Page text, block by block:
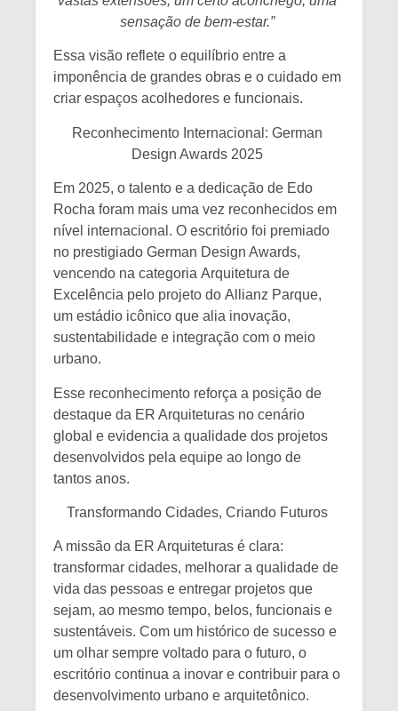
sensação de bem-estar.”
Essa visão reflete o equilíbrio entre a
imponência de grandes obras e o cuidado em
criar espaços acolhedores e funcionais.
Reconhecimento Internacional: German
Design Awards 2025
Em 2025, o talento e a dedicação de Edo
Rocha foram mais uma vez reconhecidos em
nível internacional. O escritório foi premiado
no prestigiado German Design Awards,
vencendo na categoria Arquitetura de
Excelência pelo projeto do Allianz Parque,
um estádio icônico que alia inovação,
sustentabilidade e integração com o meio
urbano.
Esse reconhecimento reforça a posição de
destaque da ER Arquiteturas no cenário
global e evidencia a qualidade dos projetos
desenvolvidos pela equipe ao longo de
tantos anos.
Transformando Cidades, Criando Futuros
A missão da ER Arquiteturas é clara:
transformar cidades, melhorar a qualidade de
vida das pessoas e entregar projetos que
sejam, ao mesmo tempo, belos, funcionais e
sustentáveis. Com um histórico de sucesso e
um olhar sempre voltado para o futuro, o
escritório continua a inovar e contribuir para o
desenvolvimento urbano e arquitetônico.